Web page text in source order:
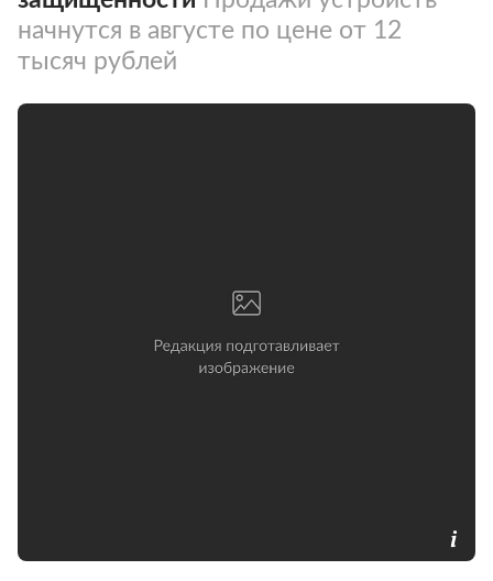
начнутся в августе по цене от 12
тысяч рублей